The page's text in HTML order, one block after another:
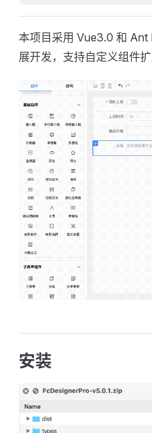
本项目采用 Vue3.0 和 Ant
展开发，支持自定义组件扩
安装